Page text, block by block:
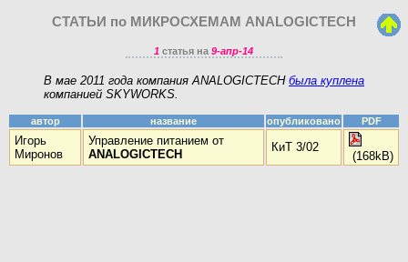
СТАТЬИ по МИКРОСХЕМАМ ANALOGICTECH
1 статья на9-апр-14
В мае 2011 года компания ANALOGICTECH была куплена
компанией SKYWORKS.
автор название опубликовано PDF
Игорь
Миронов
Управление питанием от
ANALOGICTECH
КиТ 3/02
(168kB)